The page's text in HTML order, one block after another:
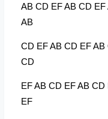
AB CD EF AB CD
AB
CD EF AB CD EF
CD
EF AB CD EF AB
EF